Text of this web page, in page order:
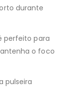
durante
perfeito para
o foco
pulseira